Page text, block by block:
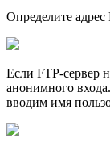
Определите адрес
Если FTP-сервер
анонимного
вводим имя